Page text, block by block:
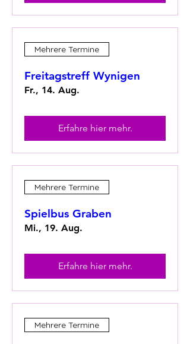
Mehrere Termine
Freitagstreff Wynigen
Fr., 14. Aug.
Erfahre hier mehr.
Mehrere Termine
Spielbus Graben
Mi., 19. Aug.
Erfahre hier mehr.
Mehrere Termine